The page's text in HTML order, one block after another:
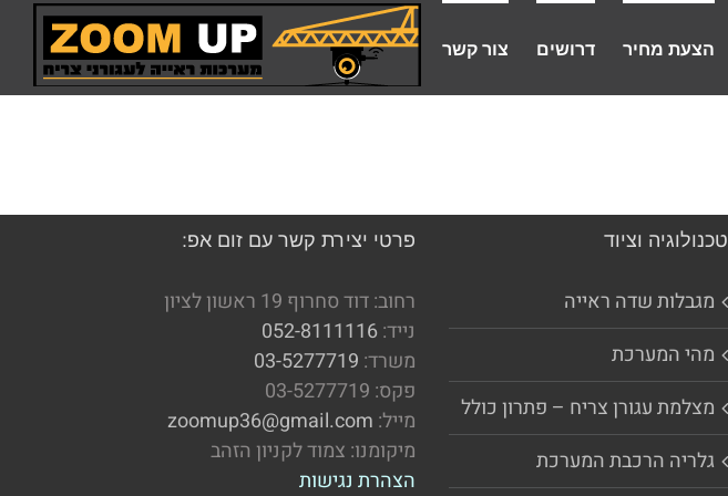
הצעת מחיר דרושים צור קשר
טכנולוגיה וציוד
מגבלות שדה ראייה
מהי המערכת
מצלמת עגורן צריח – פתרון כולל
גלריה הרכבת המערכת
פרטי יצירת קשר עם זום אפ:
רחוב: דוד סחרוף 19 ראשון לציון
נייד:052-8111116
משרד: 03-5277719
פקס: 03-5277719
מייל: zoomup36@gmail.com
מיקומנו: צמוד לקניון הזהב
הצהרת נגישות